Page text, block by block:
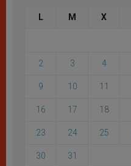
L M X
2 3 4
9 10 11
16 17 18
23 24 25
30 31